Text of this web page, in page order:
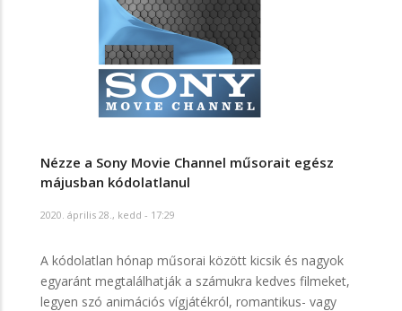
Nézze a Sony Movie Channel műsorait egész
májusban kódolatlanul
2020. április 28., kedd - 17:29
A kódolatlan hónap műsorai között kicsik és nagyok
egyaránt megtalálhatják a számukra kedves filmeket,
legyen szó animációs vígjátékról, romantikus- vagy